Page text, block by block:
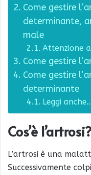
Come gestire
determinante,
male
Attenzione
Come gestire
Come gestire
determinante
Leggi
Cos’è l’artrosi?
L’artrosi è una
Successivamente